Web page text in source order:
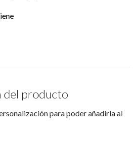
del producto
para poder añadirla al